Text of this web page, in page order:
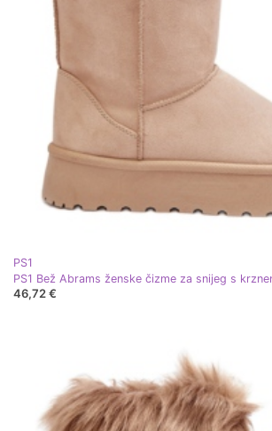
PS1
PS1 Bež Abrams ženske čizme za snijeg s
46,72 €